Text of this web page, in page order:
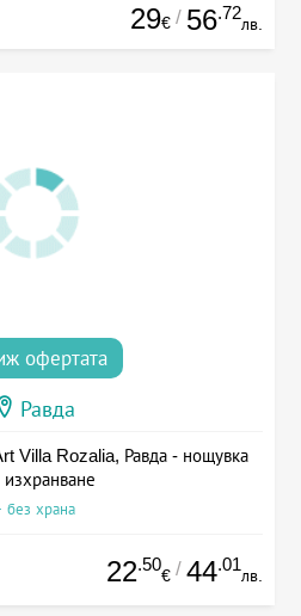
29€ / 56.72
лв.
офертата
Равда
Villa Rozalia, Равда - нощувка
изхранване
без храна
22.50
€ / 44.01
лв.